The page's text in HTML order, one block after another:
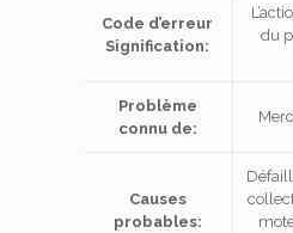
Code d’erreur
Signification:
du
Problème
connu de:
Causes
probables: